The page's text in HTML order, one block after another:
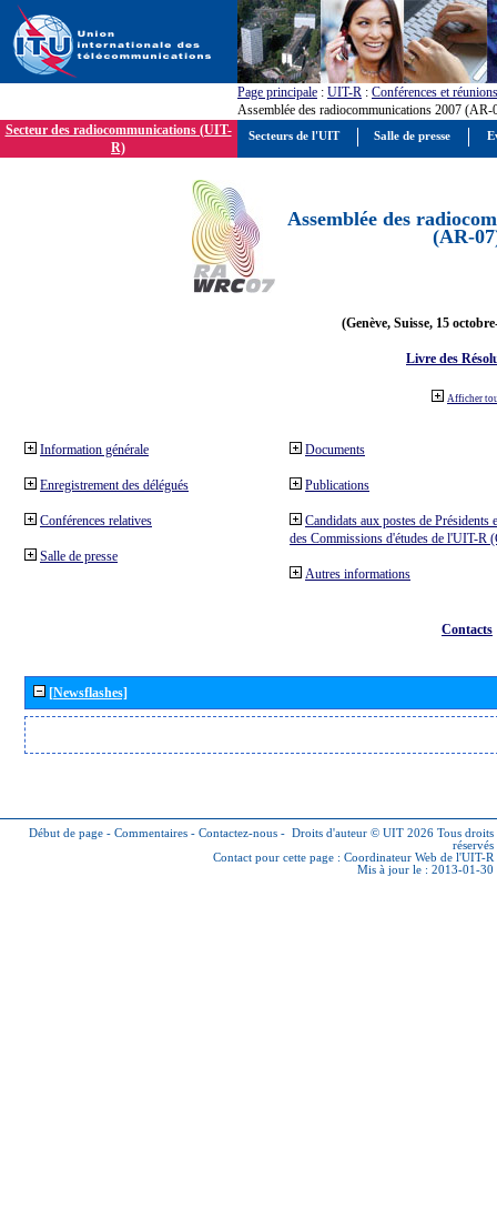
Page principale : UIT-R : Conférences et réunions
Assemblée des radiocommunications 2007 (AR-
Secteur des radiocommunications (UIT-
R)
Assemblée des
(AR-
(Genève, Suisse, 15
Livre des
Afficher
Information générale
Enregistrement des délégués
Conférences relatives
Salle de presse
Documents
Publications
Candidats aux postes de Présidents
des Commissions d'études de l'UIT-R
Autres informations
Contacts
[Newsflashes]
Début de page - Commentaires - Contactez-nous - Droits d'auteur © UIT 2026 Tous droits
réservés
Contact pour cette page : Coordinateur Web de l'UIT-R
Mis à jour le : 2013-01-30
Secteurs de l'UIT Salle de presse